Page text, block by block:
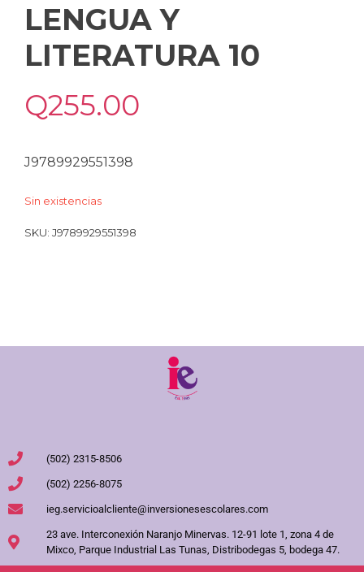
LENGUA Y
LITERATURA 10
Q255.00
J9789929551398
Sin existencias
SKU: J9789929551398
(502) 2315-8506
(502) 2256-8075
ieg.servicioalcliente@inversionesescolares.com
23 ave. Interconexión Naranjo Minervas. 12-91 lote 1, zona 4 de
Mixco, Parque Industrial Las Tunas, Distribodegas 5, bodega 47.